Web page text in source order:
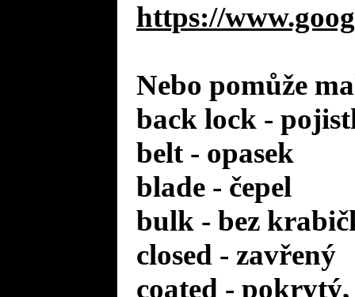
https://
Nebo pomůže
back lock -
belt - opasek
blade - čepel
bulk - bez
closed - zavřený
coated -